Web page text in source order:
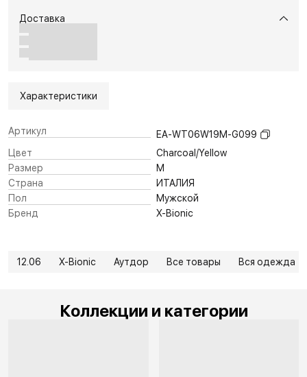
Доставка
Характеристики
Артикул
EA-WT06W19M-G099
Цвет
Charcoal/Yellow
Размер
M
Страна
ИТАЛИЯ
Пол
Мужской
Бренд
X-Bionic
12.06 X-Bionic Аутдор Все товары Вся одежда
Коллекции и категории